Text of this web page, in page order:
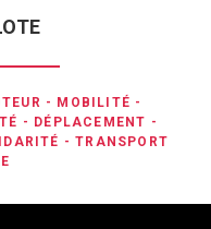
- MOBILITÉ -
- DÉPLACEMENT -
-TRANSPORT